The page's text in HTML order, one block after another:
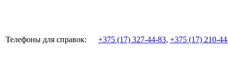
Телефоны для справок: +375 (17) 327-44-83, +375 (17) 210-